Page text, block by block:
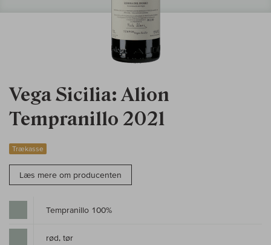
Vega Sicilia: Alion
Tempranillo 2021
Trækasse
Læs mere om producenten
Tempranillo 100%
rød, tør